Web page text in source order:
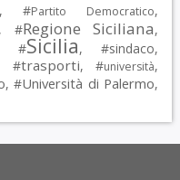
, #Partito Democratico,
, #Regione Siciliana,
#Sicilia, #sindaco,
#trasporti, #università,
, #Università di Palermo,